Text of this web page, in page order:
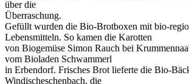
über die
Überraschung.
Gefüllt wurden die Bio-Brotboxen mit bio-
Lebensmitteln. So kamen die Karotten
von Biogemüse Simon Rauch bei
vom Bioladen Schwammerl
in Erbendorf. Frisches Brot lieferte die Bio-
Windischeschenbach, die